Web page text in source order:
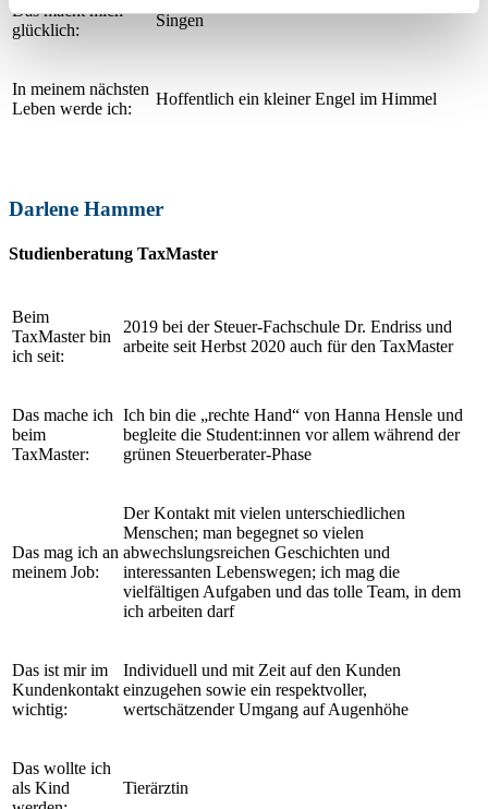
Das macht mich
glücklich:
Singen
In meinem nächsten
Leben werde ich:
Hoffentlich ein kleiner Engel im Himmel
Darlene Hammer
Studienberatung TaxMaster
Beim
TaxMaster bin
ich seit:
2019 bei der Steuer-Fachschule Dr. Endriss und
arbeite seit Herbst 2020 auch für den TaxMaster
Das mache ich
beim
TaxMaster:
Ich bin die „rechte Hand“ von Hanna Hensle und
begleite die Student:innen vor allem während der
grünen Steuerberater-Phase
Das mag ich an
meinem Job:
Der Kontakt mit vielen unterschiedlichen
Menschen; man begegnet so vielen
abwechslungsreichen Geschichten und
interessanten Lebenswegen; ich mag die
vielfältigen Aufgaben und das tolle Team, in dem
ich arbeiten darf
Das ist mir im
Kundenkontakt
wichtig:
Individuell und mit Zeit auf den Kunden
einzugehen sowie ein respektvoller,
wertschätzender Umgang auf Augenhöhe
Das wollte ich
als Kind
Tierärztin